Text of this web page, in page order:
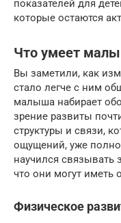
показателей для
которые остаются
Что умеет
Вы заметили, как
стало легче с ним
малыша набирает
зрение развиты
структуры и связи,
ощущений, уже
научился связывать
что они могут иметь
Физическое